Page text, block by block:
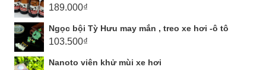
189.000₫
Ngọc bội Tỳ Hưu may mắn , treo xe hơi -ô tô
103.500₫
Nanoto viên khử mùi xe hơi